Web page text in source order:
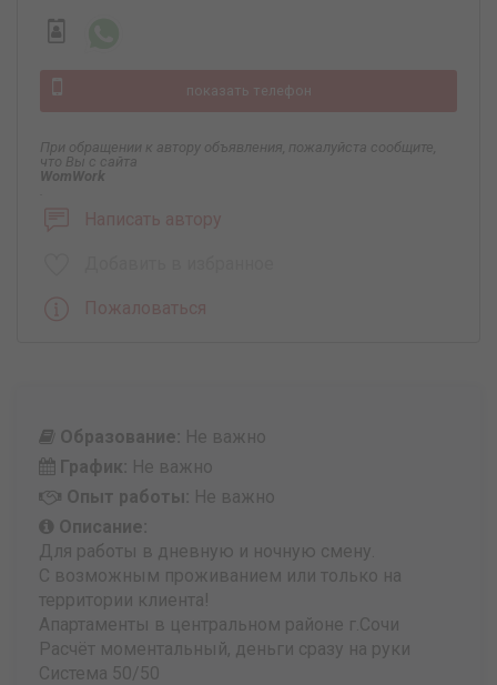
показать телефон
При обращении к автору объявления, пожалуйста сообщите,
что Вы с сайта
WomWork
Написать автору
Пожаловаться
Образование: Не важно
График: Не важно
Опыт работы: Не важно
Описание:
Для работы в дневную и ночную смену.
С возможным проживанием или только на
территории клиента!
Апартаменты в центральном районе г.Сочи
Расчёт моментальный, деньги сразу на руки
Система 50/50